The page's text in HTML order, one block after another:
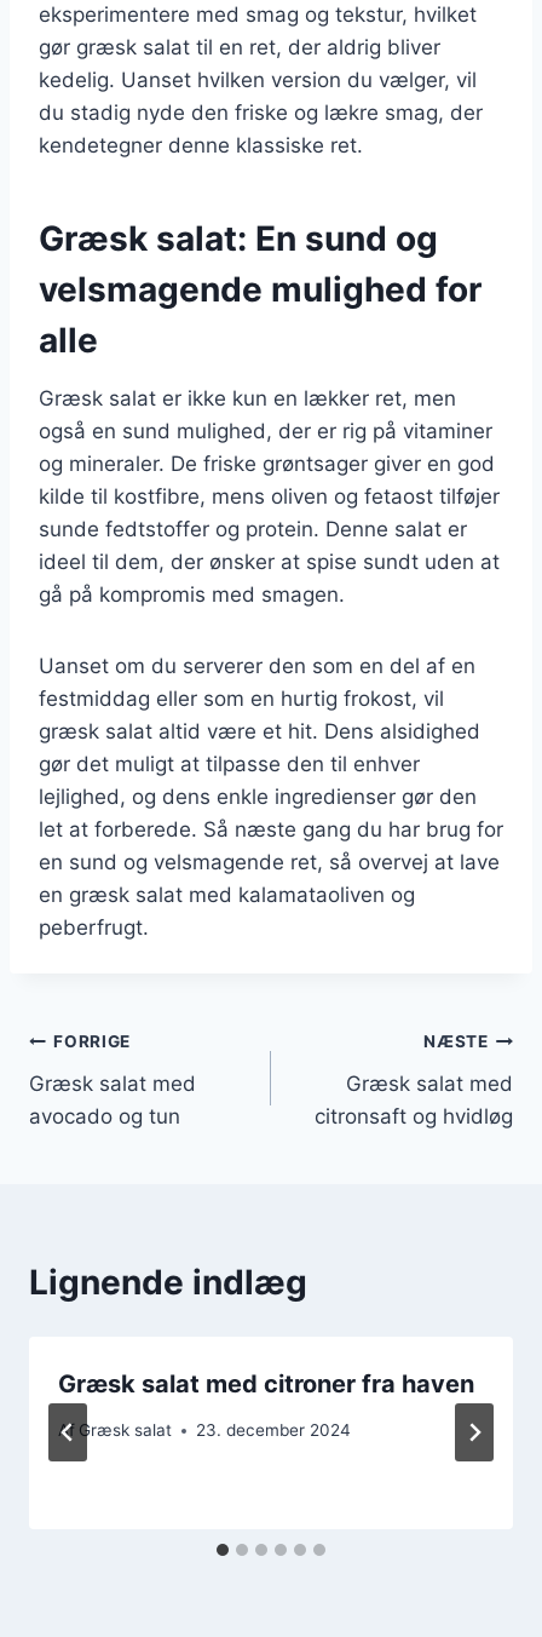
eksperimentere med smag og tekstur, hvilket
gør græsk salat til en ret, der aldrig bliver
kedelig. Uanset hvilken version du vælger, vil
du stadig nyde den friske og lækre smag, der
kendetegner denne klassiske ret.
Græsk salat: En sund og
velsmagende mulighed for
alle
Græsk salat er ikke kun en lækker ret, men
også en sund mulighed, der er rig på vitaminer
og mineraler. De friske grøntsager giver en god
kilde til kostfibre, mens oliven og fetaost tilføjer
sunde fedtstoffer og protein. Denne salat er
ideel til dem, der ønsker at spise sundt uden at
gå på kompromis med smagen.
Uanset om du serverer den som en del af en
festmiddag eller som en hurtig frokost, vil
græsk salat altid være et hit. Dens alsidighed
gør det muligt at tilpasse den til enhver
lejlighed, og dens enkle ingredienser gør den
let at forberede. Så næste gang du har brug for
en sund og velsmagende ret, så overvej at lave
en græsk salat med kalamataoliven og
peberfrugt.
Indlægsnavigation
FORRIGE
Græsk salat med
avocado og tun
NÆSTE
Græsk salat med
citronsaft og hvidløg
Lignende indlæg
Græsk salat med citroner fra haven
Af Græsk salat 23. december 2024